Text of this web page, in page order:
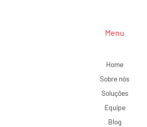
Menu
Home
Sobre nós
Soluções
Equipe
Blog